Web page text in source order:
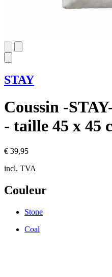
STAY
Coussin -
- taille 45 x 45
€ 39,95
incl. TVA
Couleur
Stone
Coal